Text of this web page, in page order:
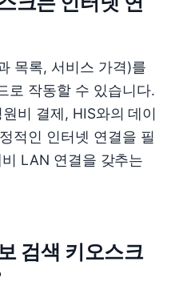
목록, 서비스 가격)를
로 작동할 수 있습니다.
비 결제, HIS와의 데이
적인 인터넷 연결을 필
LAN 연결을 갖추는
검색 키오스크